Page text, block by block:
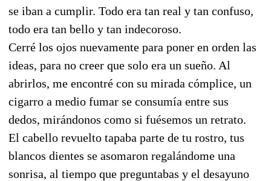
se iban a cumplir. Todo era tan real y tan confuso,
todo era tan bello y tan indecoroso.
Cerré los ojos nuevamente para poner en orden las
ideas, para no creer que solo era un sueño. Al
abrirlos, me encontré con su mirada cómplice, un
cigarro a medio fumar se consumía entre sus
dedos, mirándonos como si fuésemos un retrato.
El cabello revuelto tapaba parte de tu rostro, tus
blancos dientes se asomaron regalándome una
sonrisa, al tiempo que preguntabas y el desayuno